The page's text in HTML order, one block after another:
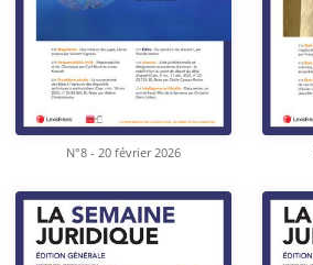
N°8 - 20 février 2026